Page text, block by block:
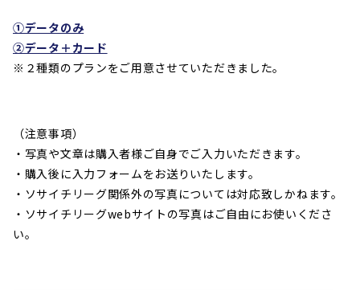
①データのみ
②データ＋カード
※２種類のプランをご用意させていただきました。
（注意事項）
・写真や文章は購入者様ご自身でご入力いただきます。
・購入後に入力フォームをお送りいたします。
・ソサイチリーグ関係外の写真については対応致しかねます。
・ソサイチリーグwebサイトの写真はご自由にお使いくださ
い。